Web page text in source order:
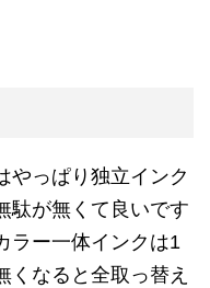
やっぱり独立インク
駄が無くて良いです
ラー一体インクは1
くなると全取っ替え